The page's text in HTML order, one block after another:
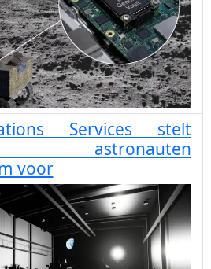
Services stelt
astronauten
voor